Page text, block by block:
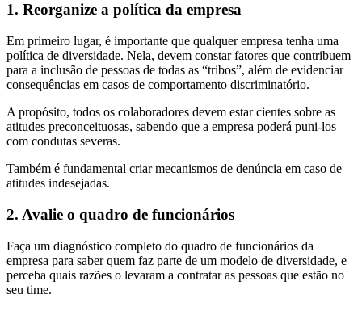
1. Reorganize a política da empresa
Em primeiro lugar, é importante que qualquer empresa tenha uma
política de diversidade. Nela, devem constar fatores que contribuem
para a inclusão de pessoas de todas as “tribos”, além de evidenciar
consequências em casos de comportamento discriminatório.
A propósito, todos os colaboradores devem estar cientes sobre as
atitudes preconceituosas, sabendo que a empresa poderá puni-los
com condutas severas.
Também é fundamental criar mecanismos de denúncia em caso de
atitudes indesejadas.
2. Avalie o quadro de funcionários
Faça um diagnóstico completo do quadro de funcionários da
empresa para saber quem faz parte de um modelo de diversidade, e
perceba quais razões o levaram a contratar as pessoas que estão no
seu time.